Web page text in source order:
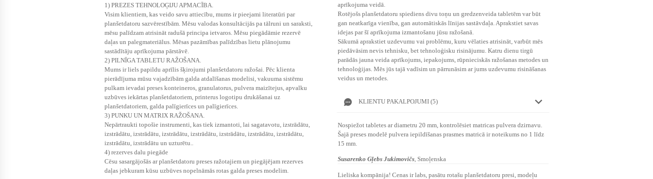
1) PREZES TEHNOLOĢIJU APMACĪBA.
Visim klientiem, kas veido savu attiecību, mums ir pieejami literatūri par
planšetdatoru sazvērestībām. Mēsu valodas konsultācijās pa tālruni un saraksti,
mēsu palīdzam atrisināt radušā principa ietvaros. Mēsu piegādāmie rezervē
daļas un palegmateriālus. Mēsas pazāmības palī­dzības lietu plānojumu
sastādītāju aprīkojuma pārstāvē.
2) PILNĪGA TABLETU RAŽOŠANA.
Mums ir liels papildu aprīlis šķirojumi planšetdatoru ražošai. Pēc klienta
pierādījuma mūsu vajadzībām galda atdalīšanas modelisi, vakuuma sistēmu
pulkam ievadai preses konteineros, granulatorus, pulvera maizītejus, apvalku
uzbūves iekārtas planšetdatoriem, printerus logotipu drukāšanai uz
planšetdatoriem, galda palīgierīces un palīgierīces.
3) PUNKU UN MATRIX RAŽOŠANA.
Nepārtraukti topošie instrumenti, kas tiek izmantoti, lai sagatavotu, izstrādātu,
izstrādātu, izstrādātu, izstrādātu, izstrādātu, izstrādātu, izstrādātu, izstrādātu,
izstrādātu, izstrādātu un uzturētu..
4) rezerves dalu piegāde
Cēsu sasargājošās ar planšetdatoru preses ražotajiem un piegājējam rezerves
daļas jebkuram kūsu uzbūves nopelnāmās rotas galda preses modelim.
aprīkojuma veidā.
Rotējošs planšetdatoru spiediens divu toņu un gredzenveida tabletēm var būt
gan neatkarīga vienība, gan automātiskās līnijas sastāvdaļa. Aprakstiet savas
idejas par šī aprīkojuma izmantošanu jūsu ražošanā.
Sākumā aprakstiet uzdevumu vai problēmu, kuru vēlaties atrisināt, varbūt mēs
piedāvāsim nevis tehnisku, bet tehnoloģisku risinājumu. Katru dienu tirgū
parādās jauna veida aprīkojums, iepakojums, rūpnieciskās ražošanas metodes un
tehnoloģijas. Mēs jūs tajā vadīsim un pārrunāsim ar jums uzdevumu risināšanas
veidus un metodes.
KLIENTU PAKALPOJUMI (5)
Nospiežot tabletes ar diametru 20 mm, kontrolēsiet matricas pulvera dzirnavu.
Šajā preses modelē pulvera iepildīšanas prasmes matricā ir noteikums no 1 līdz
15 mm.
Susarenko Gļebs Jukimovičs Smoļenska
Lieliska kompānija! Cenas ir labs, pasātu rotašu planšetdatoru presi, modeļu